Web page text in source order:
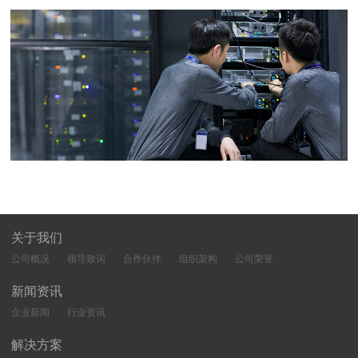
关于我们
公司概况 领导致词 合作伙伴 组织架构 公司荣誉
新闻资讯
企业新闻 行业资讯
解决方案